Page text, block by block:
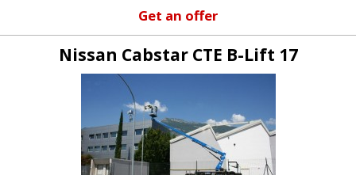
Get an offer
Nissan Cabstar CTE B-Lift 17